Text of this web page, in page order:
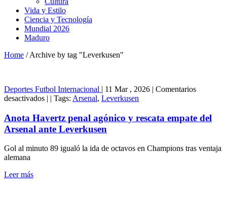
Vida y Estilo
Ciencia y Tecnología
Mundial 2026
Maduro
Home / Archive by tag "Leverkusen"
Deportes Futbol Internacional | 11 Mar , 2026 | Comentarios
desactivadosen
Havertz
penal
agónico
rescata
| | Tags: Arsenal, Leverkusen
Anota Havertz penal agónico y rescata empate del
Arsenal ante Leverkusen
Gol al minuto 89 igualó la ida de octavos en Champions tras ventaja
alemana
Leer más